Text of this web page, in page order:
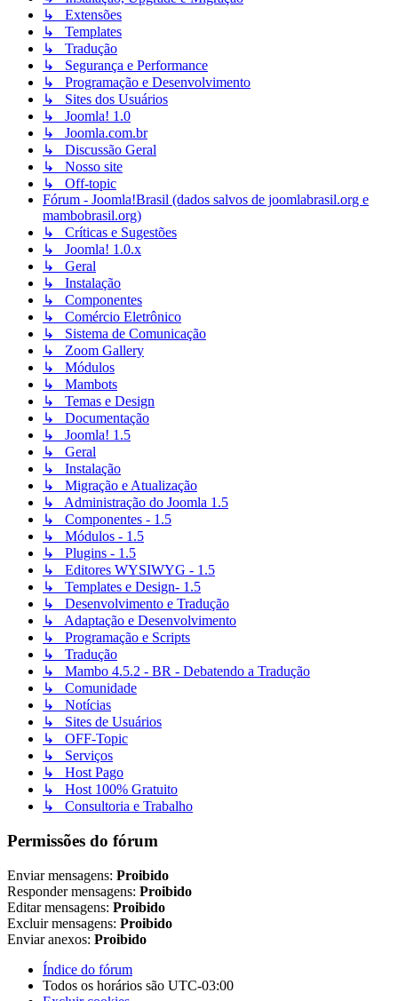
↳ Extensões
↳ Templates
↳ Tradução
↳ Segurança e Performance
↳ Programação e Desenvolvimento
↳ Sites dos Usuários
↳ Joomla! 1.0
↳ Joomla.com.br
↳ Discussão Geral
↳ Nosso site
↳ Off-topic
Fórum - Joomla!Brasil (dados salvos de joomlabrasil.org e
mambobrasil.org)
↳ Críticas e Sugestões
↳ Joomla! 1.0.x
↳ Geral
↳ Instalação
↳ Componentes
↳ Comércio Eletrônico
↳ Sistema de Comunicação
↳ Zoom Gallery
↳ Módulos
↳ Mambots
↳ Temas e Design
↳ Documentação
↳ Joomla! 1.5
↳ Geral
↳ Instalação
↳ Migração e Atualização
↳ Administração do Joomla 1.5
↳ Componentes - 1.5
↳ Módulos - 1.5
↳ Plugins - 1.5
↳ Editores WYSIWYG - 1.5
↳ Templates e Design- 1.5
↳ Desenvolvimento e Tradução
↳ Adaptação e Desenvolvimento
↳ Programação e Scripts
↳ Tradução
↳ Mambo 4.5.2 - BR - Debatendo a Tradução
↳ Comunidade
↳ Notícias
↳ Sites de Usuários
↳ OFF-Topic
↳ Serviços
↳ Host Pago
↳ Host 100% Gratuito
↳ Consultoria e Trabalho
Permissões do fórum
Enviar mensagens: Proibido
Responder mensagens: Proibido
Editar mensagens: Proibido
Excluir mensagens: Proibido
Enviar anexos: Proibido
Índice do fórum
Todos os horários são UTC-03:00